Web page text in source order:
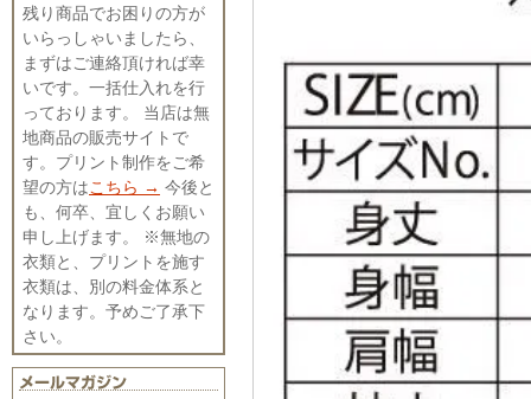
残り商品でお困りの方が
いらっしゃいましたら、
まずはご連絡頂ければ幸
いです。一括仕入れを行
っております。 当店は無
地商品の販売サイトで
す。プリント制作をご希
望の方はこちら → 今後と
も、何卒、宜しくお願い
申し上げます。 ※無地の
衣類と、プリントを施す
衣類は、別の料金体系と
なります。予めご了承下
さい。